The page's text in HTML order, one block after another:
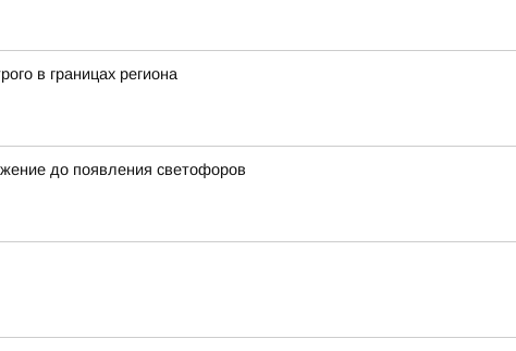
в границах региона
до появления светофоров